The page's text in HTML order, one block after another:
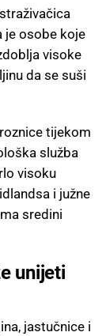
je osobe koje
visoke
da se suši
tijekom
služba
visoku
i južne
sredini
unijeti
jastučnice i